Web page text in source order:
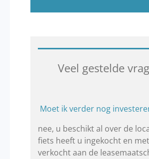
Veel gestelde
Moet ik verder nog
nee, u beschikt al over de
fiets heeft u ingekocht en
verkocht aan de